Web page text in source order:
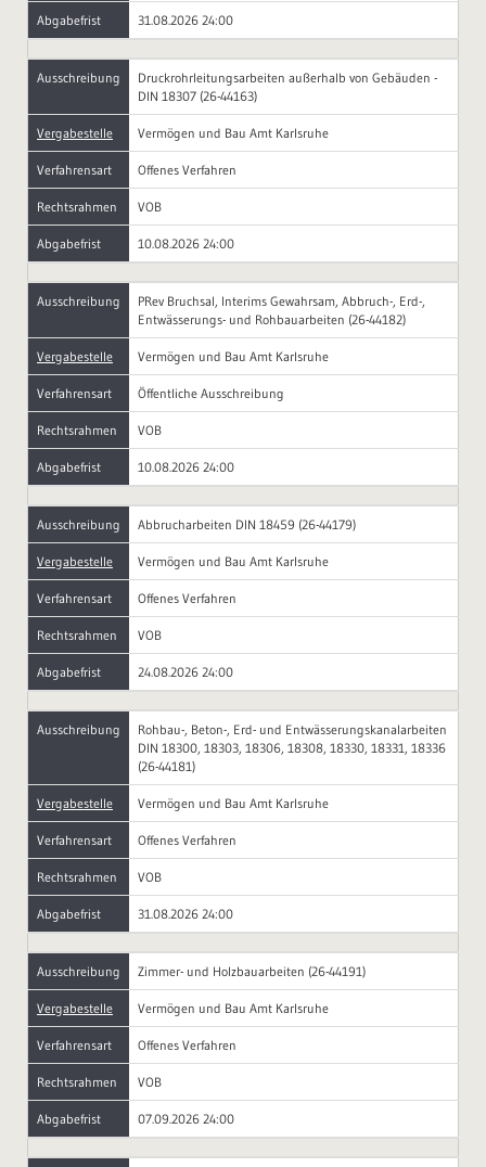
Abgabefrist 31.08.2026 24:00
Ausschreibung
Druckrohrleitungsarbeiten außerhalb von Gebäuden -
DIN 18307 (26-44163)
Vergabestelle Vermögen und Bau Amt Karlsruhe
Verfahrensart Offenes Verfahren
Rechtsrahmen VOB
Abgabefrist 10.08.2026 24:00
Ausschreibung
PRev Bruchsal, Interims Gewahrsam, Abbruch-, Erd-,
Entwässerungs- und Rohbauarbeiten (26-44182)
Vergabestelle Vermögen und Bau Amt Karlsruhe
Verfahrensart Öffentliche Ausschreibung
Rechtsrahmen VOB
Abgabefrist 10.08.2026 24:00
Ausschreibung Abbrucharbeiten DIN 18459 (26-44179)
Vergabestelle Vermögen und Bau Amt Karlsruhe
Verfahrensart Offenes Verfahren
Rechtsrahmen VOB
Abgabefrist 24.08.2026 24:00
Ausschreibung
Rohbau-, Beton-, Erd- und Entwässerungskanalarbeiten
DIN 18300, 18303, 18306, 18308, 18330, 18331, 18336
(26-44181)
Vergabestelle Vermögen und Bau Amt Karlsruhe
Verfahrensart Offenes Verfahren
Rechtsrahmen VOB
Abgabefrist 31.08.2026 24:00
Ausschreibung Zimmer- und Holzbauarbeiten (26-44191)
Vergabestelle Vermögen und Bau Amt Karlsruhe
Verfahrensart Offenes Verfahren
Rechtsrahmen VOB
Abgabefrist 07.09.2026 24:00